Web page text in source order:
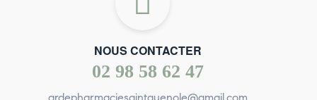
NOUS CONTACTER
02 98 58 62 47